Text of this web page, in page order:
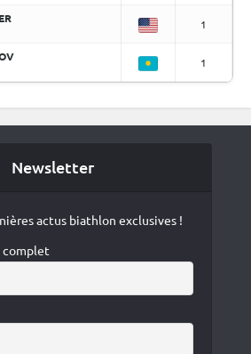
1
1
Newsletter
actus biathlon exclusives !
complet